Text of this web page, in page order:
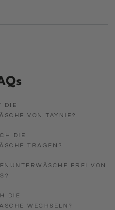
DIE
VON TAYNIE?
DIE
TRAGEN?
FREI VON
DIE
WECHSELN?